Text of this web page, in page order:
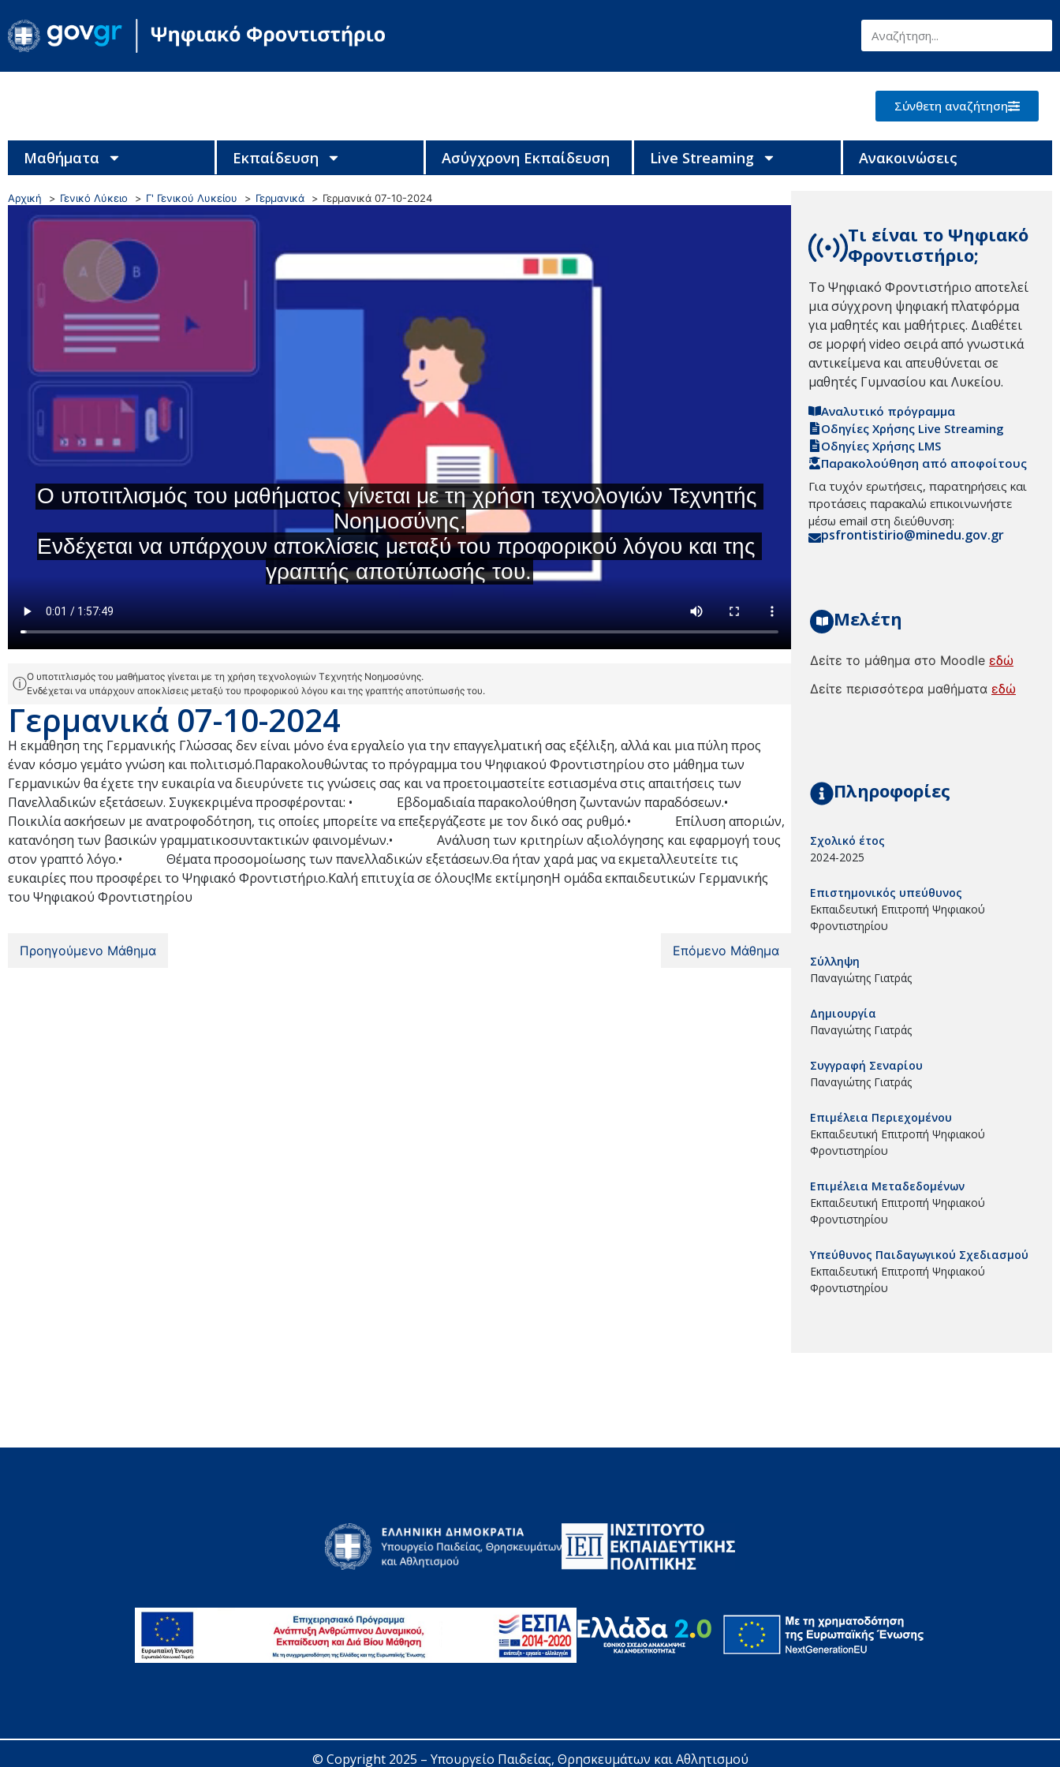
Σύνθετη αναζήτηση
Μαθήματα Εκπαίδευση Ασύγχρονη Εκπαίδευση Live Streaming Ανακοινώσεις
Αρχική Γενικό Λύκειο Γ' Γενικού Λυκείου Γερμανικά Γερμανικά 07-10-2024
ⓘΟ υποτιτλισμός του μαθήματος γίνεται με τη χρήση τεχνολογιών Τεχνητής Νοημοσύνης.
Ενδέχεται να υπάρχουν αποκλίσεις μεταξύ του προφορικού λόγου και της γραπτής αποτύπωσής του.
Γερμανικά 07-10-2024
Η εκμάθηση της Γερμανικής Γλώσσας δεν είναι μόνο ένα εργαλείο για την επαγγελματική σας εξέλιξη, αλλά και μια πύλη προς
έναν κόσμο γεμάτο γνώση και πολιτισμό.Παρακολουθώντας το πρόγραμμα του Ψηφιακού Φροντιστηρίου στο μάθημα των
Γερμανικών θα έχετε την ευκαιρία να διευρύνετε τις γνώσεις σας και να προετοιμαστείτε εστιασμένα στις απαιτήσεις των
Πανελλαδικών εξετάσεων. Συγκεκριμένα προσφέρονται: • Εβδομαδιαία παρακολούθηση ζωντανών παραδόσεων.•
Ποικιλία ασκήσεων με ανατροφοδότηση, τις οποίες μπορείτε να επεξεργάζεστε με τον δικό σας ρυθμό.• Επίλυση αποριών,
κατανόηση των βασικών γραμματικοσυντακτικών φαινομένων.• Ανάλυση των κριτηρίων αξιολόγησης και εφαρμογή τους
στον γραπτό λόγο.• Θέματα προσομοίωσης των πανελλαδικών εξετάσεων.Θα ήταν χαρά μας να εκμεταλλευτείτε τις
ευκαιρίες που προσφέρει το Ψηφιακό Φροντιστήριο.Καλή επιτυχία σε όλους!Με εκτίμησηΗ ομάδα εκπαιδευτικών Γερμανικής
του Ψηφιακού Φροντιστηρίου
Προηγούμενο Μάθημα Επόμενο Μάθημα
Τι είναι το Ψηφιακό
Φροντιστήριο;
Το Ψηφιακό Φροντιστήριο αποτελεί
μια σύγχρονη ψηφιακή πλατφόρμα
για μαθητές και μαθήτριες. Διαθέτει
σε μορφή video σειρά από γνωστικά
αντικείμενα και απευθύνεται σε
μαθητές Γυμνασίου και Λυκείου.
Αναλυτικό πρόγραμμα
Οδηγίες Χρήσης Live Streaming
Οδηγίες Χρήσης LMS
Παρακολούθηση από αποφοίτους
Για τυχόν ερωτήσεις, παρατηρήσεις και
προτάσεις παρακαλώ επικοινωνήστε
μέσω email στη διεύθυνση:
psfrontistirio@minedu.gov.gr
Μελέτη
Δείτε το μάθημα στο Moodle εδώ
Δείτε περισσότερα μαθήματα εδώ
Πληροφορίες
Σχολικό έτος
2024-2025
Επιστημονικός υπεύθυνος
Εκπαιδευτική Επιτροπή Ψηφιακού
Φροντιστηρίου
Σύλληψη
Παναγιώτης Γιατράς
Δημιουργία
Παναγιώτης Γιατράς
Συγγραφή Σεναρίου
Παναγιώτης Γιατράς
Επιμέλεια Περιεχομένου
Εκπαιδευτική Επιτροπή Ψηφιακού
Φροντιστηρίου
Επιμέλεια Μεταδεδομένων
Εκπαιδευτική Επιτροπή Ψηφιακού
Φροντιστηρίου
Υπεύθυνος Παιδαγωγικού Σχεδιασμού
Εκπαιδευτική Επιτροπή Ψηφιακού
Φροντιστηρίου
© Copyright 2025 – Υπουργείο Παιδείας, Θρησκευμάτων και Αθλητισμού